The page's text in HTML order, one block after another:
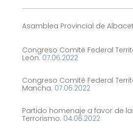
Asamblea Provincial de
Congreso Comité Federal
León. 07.06.2022
Congreso Comité Federal
Mancha. 07.06.2022
Partido homenaje a favor de
Terrorismo. 04.06.2022